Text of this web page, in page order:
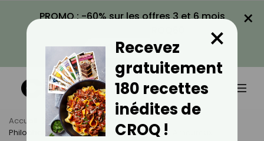
PROMO : -60% sur les offres 3 et 6 mois
VOIR LA PROMO
×
Accueil Actus
Bien-Être
Philophobie : Tout Savoir Sur La Peur D'être Amoureux
Recevez
gratuitement
180 recettes
inédites de
CROQ !
×